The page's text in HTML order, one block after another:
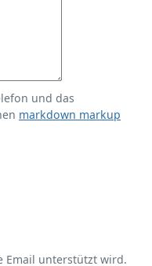
und das
markdown markup
Email unterstützt wird.